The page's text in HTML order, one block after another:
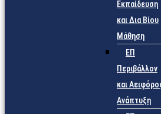
Εκπαίδευση
και Δια Βίου
Μάθηση
ΕΠ
Περιβάλλον
και
Ανάπτυξη